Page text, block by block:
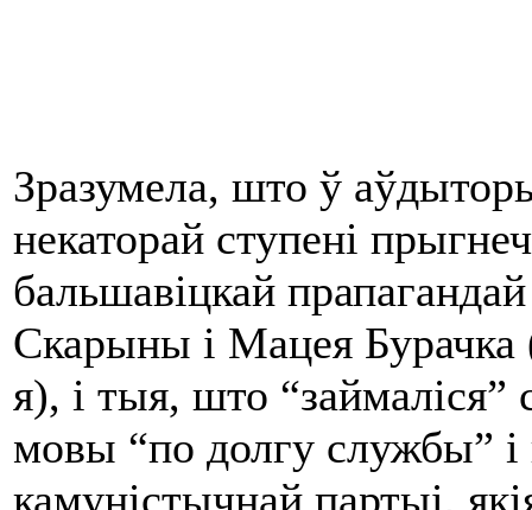
Зразумела, што ў
некаторай ступені
бальшавіцкай
Скарыны і Мацея Бурачка
я), і тыя, што
мовы “по долгу службы” і
камуністычнай партыі,